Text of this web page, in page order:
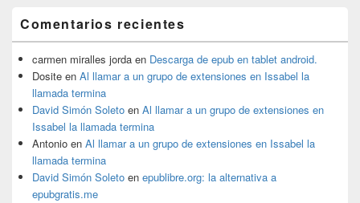
Comentarios recientes
carmen miralles jorda en Descarga de epub en tablet android.
Dosite en Al llamar a un grupo de extensiones en Issabel la
llamada termina
David Simón Soleto en Al llamar a un grupo de extensiones en
Issabel la llamada termina
Antonio en Al llamar a un grupo de extensiones en Issabel la
llamada termina
David Simón Soleto en epublibre.org: la alternativa a
epubgratis.me